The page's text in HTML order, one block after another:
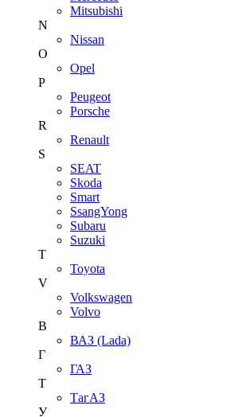
Mitsubishi
N
Nissan
O
Opel
P
Peugeot
Porsche
R
Renault
S
SEAT
Skoda
Smart
SsangYong
Subaru
Suzuki
T
Toyota
V
Volkswagen
Volvo
В
ВАЗ (Lada)
Г
ГАЗ
Т
ТагАЗ
У